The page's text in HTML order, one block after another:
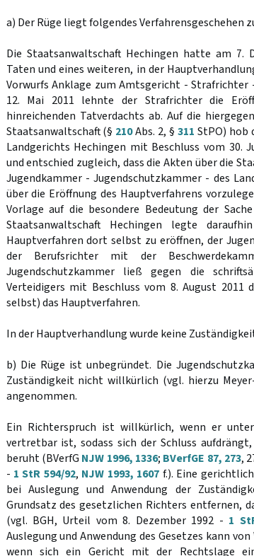
a) Der Rüge liegt folgendes Verfahrensgeschehen
Die Staatsanwaltschaft Hechingen hatte am 7.
Taten und eines weiteren, in der
Vorwurfs Anklage zum Amtsgericht -
12. Mai 2011 lehnte der Strafrichter die
hinreichenden Tatverdachts ab. Auf die
Staatsanwaltschaft (§ 210Abs. 2, §311 StPO) hob
Landgerichts Hechingen mit Beschluss vom 30.
und entschied zugleich, dass die Akten über die
Jugendkammer - Jugendschutzkammer - des
über die Eröffnung des Hauptverfahrens
Vorlage auf die besondere Bedeutung der
Staatsanwaltschaft Hechingen legte
Hauptverfahren dort selbst zu eröffnen, der
der Berufsrichter mit der
Jugendschutzkammer ließ gegen die
Verteidigers mit Beschluss vom 8. August 2011
selbst) das Hauptverfahren.
In der Hauptverhandlung wurde keine
b) Die Rüge ist unbegründet. Die
Zuständigkeit nicht willkürlich (vgl. hierzu
angenommen.
Ein Richterspruch ist willkürlich, wenn er
vertretbar ist, sodass sich der Schluss
beruht (BVerfG NJW 1996, 1336; BVerfGE 87, 273,
- 1 StR 594/92, NJW 1993, 1607 f.). Eine
bei Auslegung und Anwendung der
Grundsatz des gesetzlichen Richters entfernen,
(vgl. BGH, Urteil vom 8. Dezember 1992 - 1
Auslegung und Anwendung des Gesetzes kann
wenn sich ein Gericht mit der Rechtslage